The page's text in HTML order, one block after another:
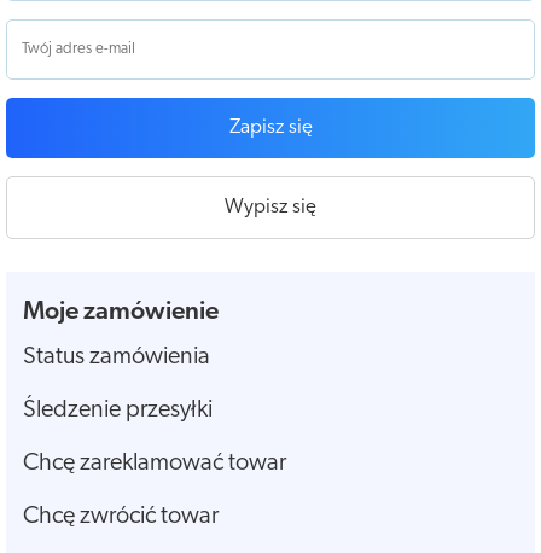
Zapisz się
Wypisz się
Moje zamówienie
Status zamówienia
Śledzenie przesyłki
Chcę zareklamować towar
Chcę zwrócić towar